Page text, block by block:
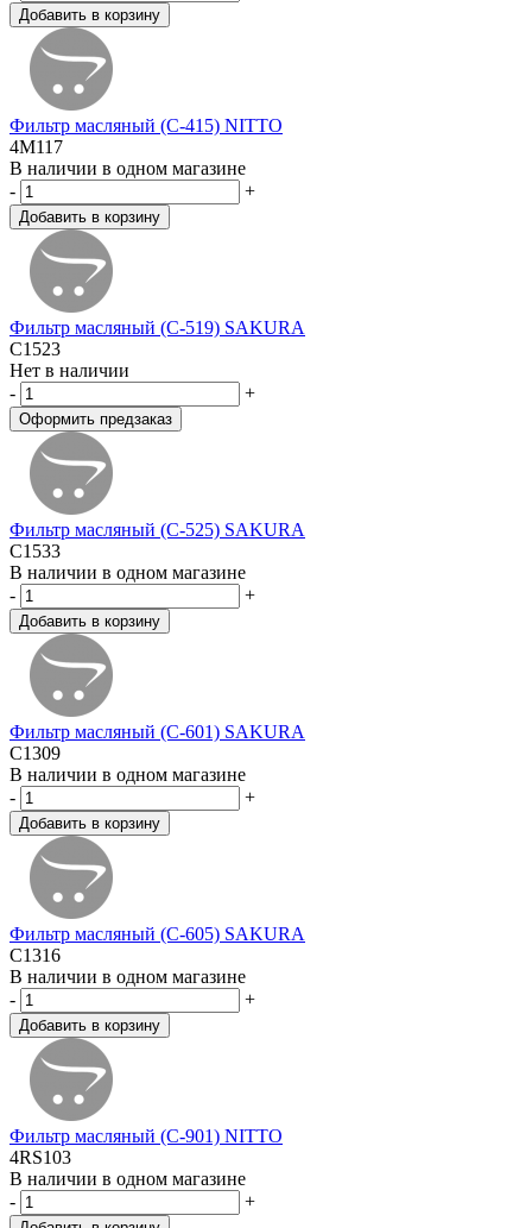
Фильтр масляный (C-415) NITTO
4M117
В наличии в одном магазине
-
+
Фильтр масляный (C-519) SAKURA
C1523
Нет в наличии
-
+
Фильтр масляный (C-525) SAKURA
C1533
В наличии в одном магазине
-
+
Фильтр масляный (C-601) SAKURA
C1309
В наличии в одном магазине
-
+
Фильтр масляный (C-605) SAKURA
C1316
В наличии в одном магазине
-
+
Фильтр масляный (C-901) NITTO
4RS103
В наличии в одном магазине
-
+